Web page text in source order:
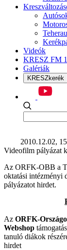
Videók
KRESZ FM
Galériák
KRESZkerék
2010.12.02,
Videofilm pályázat
Az ORFK-OBB a
oktatási intézményi
pályázatot hirdet.
Az ORFK-
Webshop
tanuló diákok
hirdet